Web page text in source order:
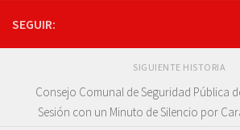
SEGUIR:
SIGUIENTE HISTORIA
Consejo Comunal de Seguridad Pública
Sesión con un Minuto de Silencio por